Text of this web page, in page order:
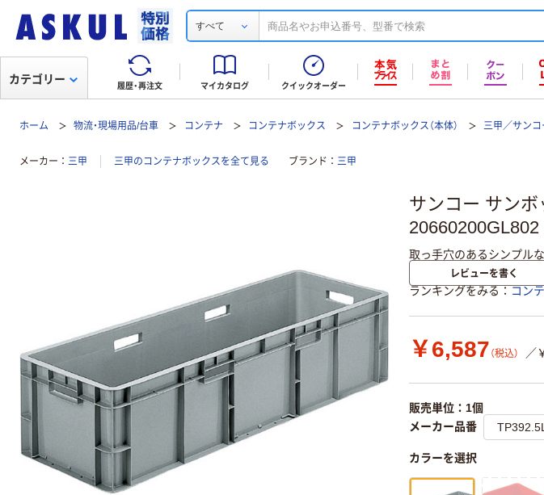
すべて
履歴・再注文 マイカタログ クイックオーダー
カテゴリー
ホーム 物流・現場用品/台車 コンテナ コンテナボックス コンテナボックス（本体） 三甲／サン
メーカー 三甲 三甲のコンテナボックスを全て見る ブランド 三甲
サンコー サン
20660200GL802
取っ手穴のあるシンプル
レビューを書く
ランキングをみる コン
￥6,587 （税込） ／
販売単位：1個
メーカー品番
カラーを選択